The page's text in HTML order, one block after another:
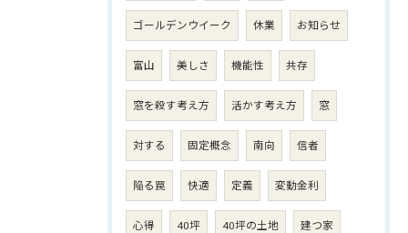
ゴールデンウイーク 休業 お知らせ
富山 美しさ 機能性 共存
窓を殺す考え方 活かす考え方 窓
対する 固定概念 南向 信者
陥る罠 快適 定義 変動金利
心得 40坪 40坪の土地 建つ家